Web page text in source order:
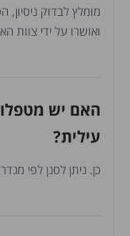
מומלץ לבדוק
ואושרו על ידי צוות
האם יש
עילית?
כן. ניתן לסנן לפי